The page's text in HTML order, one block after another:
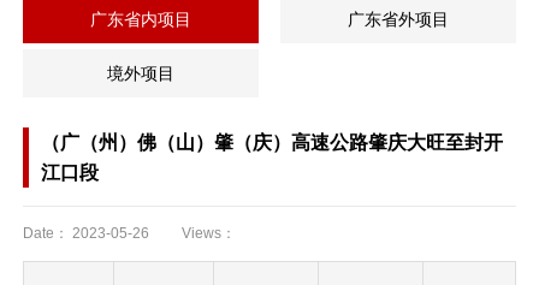
广东省内项目 广东省外项目
境外项目
（广（州）佛（山）肇（庆）高速公路肇庆大旺至封开
江口段
Date： 2023-05-26 Views：